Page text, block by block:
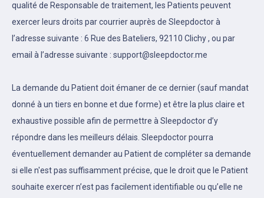
qualité de Responsable de traitement, les Patients peuvent
exercer leurs droits par courrier auprès de Sleepdoctor à
l’adresse suivante : 6 Rue des Bateliers, 92110 Clichy , ou par
email à l’adresse suivante : support@sleepdoctor.me
La demande du Patient doit émaner de ce dernier (sauf mandat
donné à un tiers en bonne et due forme) et être la plus claire et
exhaustive possible afin de permettre à Sleepdoctor d’y
répondre dans les meilleurs délais. Sleepdoctor pourra
éventuellement demander au Patient de compléter sa demande
si elle n'est pas suffisamment précise, que le droit que le Patient
souhaite exercer n’est pas facilement identifiable ou qu’elle ne